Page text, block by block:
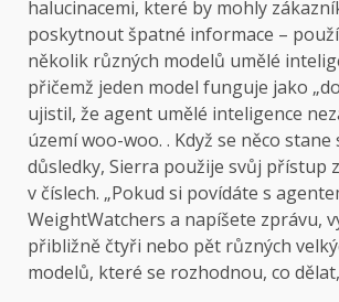
halucinacemi, které by mohly
poskytnout špatné informace –
několik různých modelů umělé
přičemž jeden model funguje jako
ujistil, že agent umělé inteligence
území woo-woo. . Když se něco
důsledky, Sierra použije svůj přístup
v číslech. „Pokud si povídáte s
WeightWatchers a napíšete zprávu,
přibližně čtyři nebo pět různých
modelů, které se rozhodnou, co